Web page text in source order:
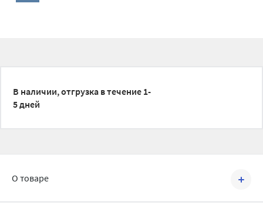
В наличии, отгрузка в течение 1-
5 дней
О товаре